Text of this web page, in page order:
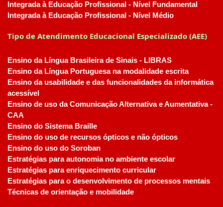
Integrada à Educação Profissional - Nível Fundamental
Integrada à Educação Profissional - Nível Médio
Tipo de Atendimento Educacional Especializado (AEE)
Ensino da Língua Brasileira de Sinais - LIBRAS
Ensino da Língua Portuguesa na modalidade escrita
Ensino da usabilidade e das funcionalidades da informática
acessível
Ensino de uso da Comunicação Alternativa e Aumentativa -
CAA
Ensino do Sistema Braille
Ensino do uso de recursos ópticos e não ópticos
Ensino do uso do Soroban
Estratégias para autonomia no ambiente escolar
Estratégias para enriquecimento curricular
Estratégias para o desenvolvimento de processos mentais
Técnicas de orientação e mobilidade